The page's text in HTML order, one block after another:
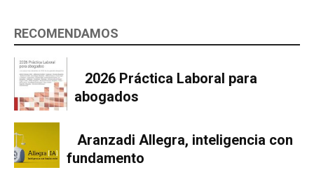
RECOMENDAMOS
2026 Práctica Laboral para
abogados
Aranzadi Allegra, inteligencia con
fundamento